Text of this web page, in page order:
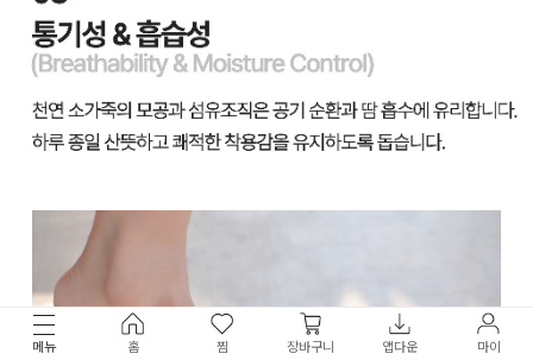
메뉴 홈 찜 장바구니 앱다운 마이